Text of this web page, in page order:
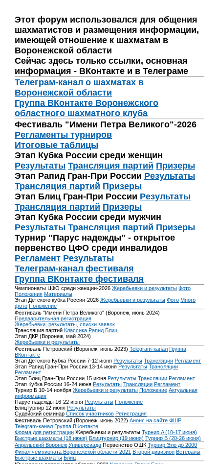
Этот форум использовался для общения
шахматистов и размещения информации,
имеющей отношение к шахматам в
Воронежской области
Сейчас здесь только ссылки, основная
информация - ВКонтакте и в Телеграме
Телеграм-канал о шахматах в
Воронежской области
Группа ВКонтакте Воронежского
областного шахматного клуба
Фестиваль "Имени Петра Великого"-2026
Регламенты турниров
Итоговые таблицы
Этап Кубка России среди женщин
Результаты Трансляция партий Призеры
Этап Рапид Гран-При России Результаты
Трансляция партий Призеры
Этап Блиц Гран-При России Результаты
Трансляция партий Призеры
Этап Кубка России среди мужчин
Результаты Трансляция партий Призеры
Турнир "Парус надежды" - открытое
первенство ЦФО среди инвалидов
Регламент Результаты
Телеграм-канал фестиваля
Группа ВКонтакте фестиваля
Чемпионаты ЦФО среди женщин-2026 Жеребьевки и результаты Фото
Положения Материалы
Этап Детского кубка России-2026 Жеребьевки и результаты Фото Много
фото Положение
Фестиваль "Имени Петра Великого" (Воронеж, июнь 2024)
Предварительная регистрация
Жеребьевки, результаты, списки заявок
Трансляция партий Классика Рапид Блиц
Этап ДКР (Воронеж, май 2024)
Жеребьевки и результаты
Фестиваль Петровский (Воронеж, июнь 2023) Telegram-канал Группа
ВКонтакте
Этап Детского Кубка России 7-12 июня Результаты Трансляции Регламент
Этап Рапид Гран-При России 13-14 июня Результаты Трансляции
Регламент
Этап Блиц Гран-При России 15 июня Результаты Трансляции Регламент
Этап Кубка России 16-24 июня Результаты Трансляции Регламент
Турнир Б 10-14 ноября Жеребьевки и результаты Положение Актуальная
информация
Парус надежды 16-22 июня Результаты Положение
Блицтурнир 12 июня Результаты
Судейский семинар Список участников Регистрация
Фестиваль Петровский (Воронеж, июнь 2022) Анонс на сайте ФШР
Telegram-канал Группа ВКонтакте
Форма для регистрации Жеребьевки и результаты Турнир A (10-17 июня)
Быстрые шахматы (18 июня) Блицтурнир (19 июня) Турнир B (20-26 июня)
Апрельский Воронеж Универсиада Первенство ОШК Турнир Эло до 2000
Финал чемпионата Воронежской области-2021 Второй дивизион Ветераны
Быстрые шахматы Блиц